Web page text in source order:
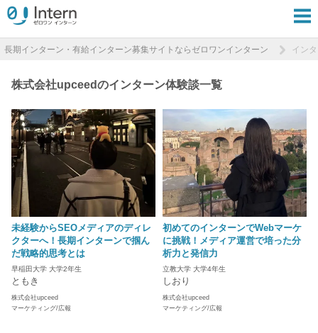
長期インターン・有給インターン募集サイトならゼロワンインターン イン
株式会社upceedのインターン体験談一覧
未経験からSEOメディアのディレ
クターへ！長期インターンで掴ん
だ戦略的思考とは
早稲田大学 大学2年生
ともき
株式会社upceed
マーケティング/広報
初めてのインターンでWebマーケ
に挑戦！メディア運営で培った分
析力と発信力
立教大学 大学4年生
しおり
株式会社upceed
マーケティング/広報